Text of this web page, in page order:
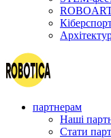
партнерам
Наші
Стати